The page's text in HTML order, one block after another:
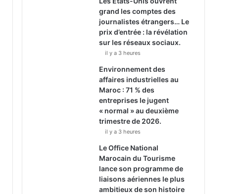
grand les comptes des
journalistes étrangers… Le
prix d’entrée : la révélation
sur les réseaux sociaux.
il y a 3 heures
Environnement des
affaires industrielles au
Maroc : 71 % des
entreprises le jugent
« normal » au deuxième
trimestre de 2026.
il y a 3 heures
Le Office National
Marocain du Tourisme
lance son programme de
liaisons aériennes le plus
ambitieux de son histoire